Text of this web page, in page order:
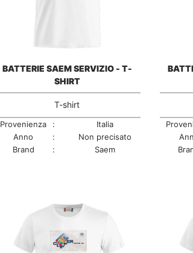
BATTERIE SAEM SERVIZIO - T-
SHIRT
T-shirt
Provenienza :
Italia
Anno
:
Non precisato
Brand
: Saem